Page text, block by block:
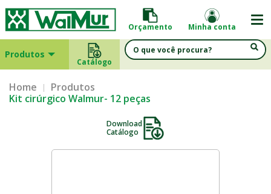
Orçamento Minha conta
Produtos
Catálogo
Home
Produtos
Kit cirúrgico Walmur- 12 peças
Download
Catálogo